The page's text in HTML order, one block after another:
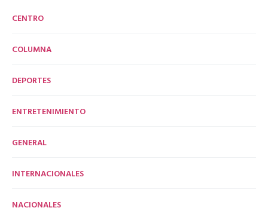
CENTRO
COLUMNA
DEPORTES
ENTRETENIMIENTO
GENERAL
INTERNACIONALES
NACIONALES